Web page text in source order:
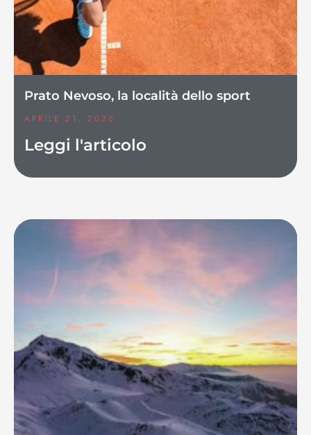
Prato Nevoso, la località dello sport
APRILE 21, 2026
Leggi l'articolo